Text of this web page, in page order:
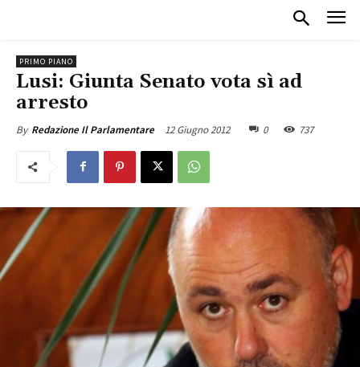
PRIMO PIANO
Lusi: Giunta Senato vota sì ad
arresto
By Redazione Il Parlamentare 12 Giugno 2012 0 737